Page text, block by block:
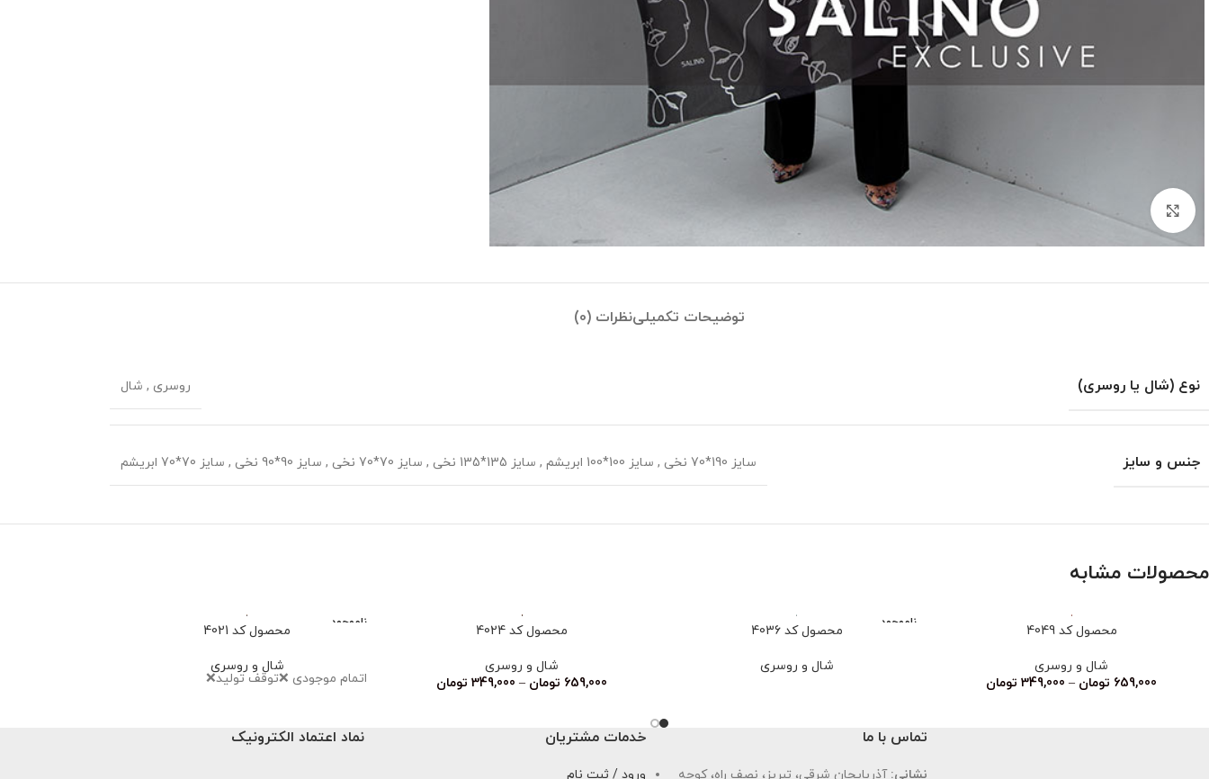
بزرگنمایی تصویر
توضیحات تکمیلینظرات (0)
نوع (شال یا روسری) روسری , شال
جنس و سایز سایز 190*70 نخی , سایز 100*100 ابریشم , سایز 135*135 نخی , سایز 70*70 نخی , سایز 90*90 نخی , سایز 70*70 ابریشم
محصولات مشابه
محصول کد 4049
شال و روسری
659,000 تومان –
349,000 تومان
ناموجود محصول کد 4036
شال و روسری
محصول کد 4024
شال و روسری
659,000 تومان –
349,000 تومان
ناموجود محصول کد 4021
شال و روسری
اتمام موجودی ❌توقف تولید❌
تماس با ما
نشانی: آذربایجان شرقی، تبریز، نصف راه، کوچه
خدمات مشتریان
ورود / ثبت نام
نماد اعتماد الکترونیک